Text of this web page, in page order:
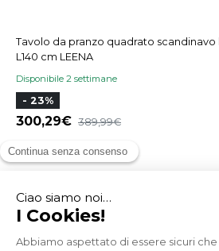
Tavolo da pranzo quadrato
L140 cm LEENA
Disponibile 2 settimane
- 23%
300,29 389,99